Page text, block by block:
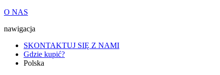
O NAS
nawigacja
SKONTAKTUJ SIĘ Z NAMI
Gdzie kupić?
Polska